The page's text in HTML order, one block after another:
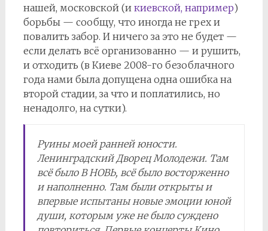
нашей, московской (и киевской, например)
борьбы — сообщу, что иногда не грех и
повалить забор. И ничего за это не будет —
если делать всё организованно — и рушить,
и отходить (в Киеве 2008-го безоблачного
года нами была допущена одна ошибка на
второй стадии, за что и поплатились, но
ненадолго, на сутки).
Руины моей ранней юности.
Ленинградский Дворец Молодежи. Там
всё было В НОВЬ, всё было восторженно
и наполненно. Там были открыты и
впервые испытаны новые эмоции юной
души, которым уже не было суждено